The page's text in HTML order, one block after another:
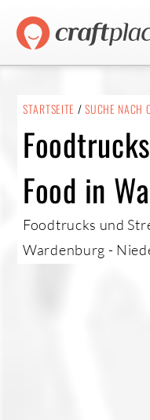
STARTSEITE /SUCHE NACH
Food in
Foodtrucks und
Wardenburg -